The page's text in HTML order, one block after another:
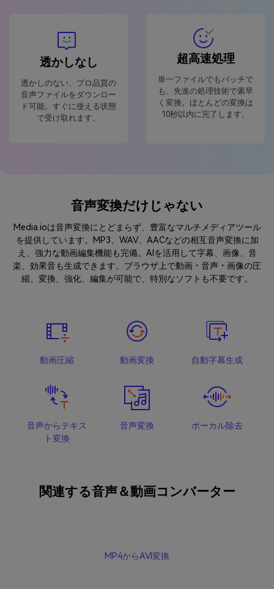
透かしなし
透かしのない、プロ品質の
音声ファイルをダウンロー
ド可能。すぐに使える状態
で受け取れます。
超高速処理
単一ファイルでもバッチで
も、先進の処理技術で素早
く変換。ほとんどの変換は
10秒以内に完了します。
音声変換だけじゃない
Media.ioは音声変換にとどまらず、豊富なマルチメディアツール
を提供しています。MP3、WAV、AACなどの相互音声変換に加
え、強力な動画編集機能も完備。AIを活用して字幕、画像、音
楽、効果音も生成できます。ブラウザ上で動画・音声・画像の圧
縮、変換、強化、編集が可能で、特別なソフトも不要です。
動画圧縮 動画変換 自動字幕生成
音声からテキス
ト変換
音声変換 ボーカル除去
関連する音声＆動画コンバーター
MP4からAVI変換